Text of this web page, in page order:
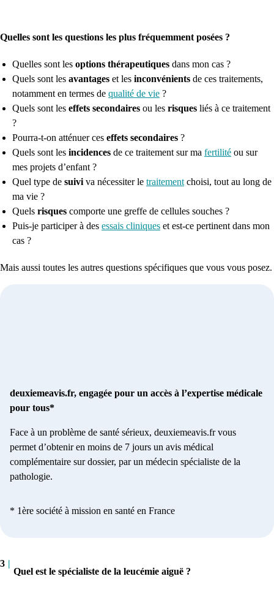
Quelles sont les questions les plus fréquemment posées ?
Quelles sont les options thérapeutiques dans mon cas ?
Quels sont les avantages et les inconvénients de ces traitements,
notamment en termes de qualité de vie ?
Quels sont les effets secondaires ou les risques liés à ce traitement
?
Pourra-t-on atténuer ces effets secondaires ?
Quels sont les incidences de ce traitement sur ma fertilité ou sur
mes projets d’enfant ?
Quel type de suivi va nécessiter le traitement choisi, tout au long de
ma vie ?
Quels risques comporte une greffe de cellules souches ?
Puis-je participer à des essais cliniques et est-ce pertinent dans mon
cas ?
Mais aussi toutes les autres questions spécifiques que vous vous posez.
deuxiemeavis.fr, engagée pour un accès à l’expertise médicale
pour tous*
Face à un problème de santé sérieux, deuxiemeavis.fr vous
permet d’obtenir en moins de 7 jours un avis médical
complémentaire sur dossier, par un médecin spécialiste de la
pathologie.
* 1ère société à mission en santé en France
3 |
Quel est le spécialiste de la leucémie aiguë ?